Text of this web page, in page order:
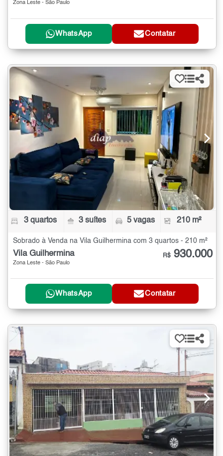
Zona Leste - São Paulo
WhatsApp Contatar
3 quartos 3 suítes 5 vagas 210 m²
Sobrado à Venda na Vila Guilhermina com 3 quartos - 210 m²
Vila Guilhermina
Zona Leste - São Paulo
R$ 930.000
WhatsApp Contatar